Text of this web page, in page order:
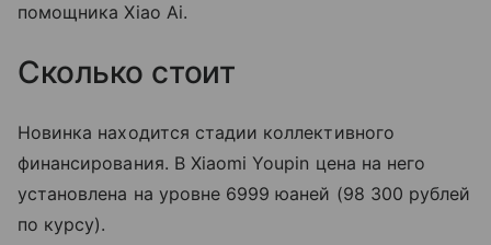
помощника Xiao Ai.
Сколько стоит
Новинка находится стадии коллективного
финансирования. В Xiaomi Youpin цена на него
установлена на уровне 6999 юаней (98 300 рублей
по курсу).